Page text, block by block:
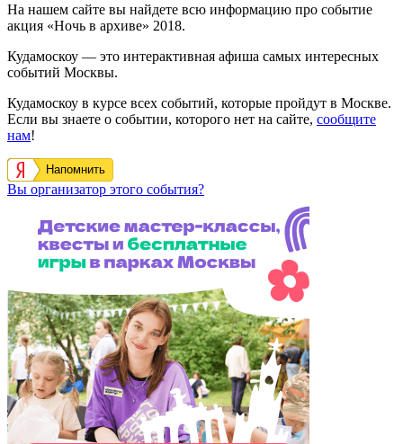
На нашем сайте вы найдете всю информацию про событие
акция «Ночь в архиве» 2018.
Кудамоскоу — это интерактивная афиша самых интересных
событий Москвы.
Кудамоскоу в курсе всех событий, которые пройдут в Москве.
Если вы знаете о событии, которого нет на сайте, сообщите
нам!
Напомнить
Вы организатор этого события?